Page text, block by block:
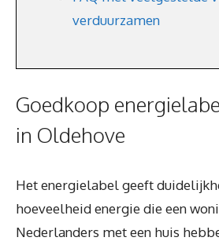
verduurzamen
Goedkoop
in Oldehove
Het energielabel geeft
hoeveelheid energie die een
Nederlanders met een huis